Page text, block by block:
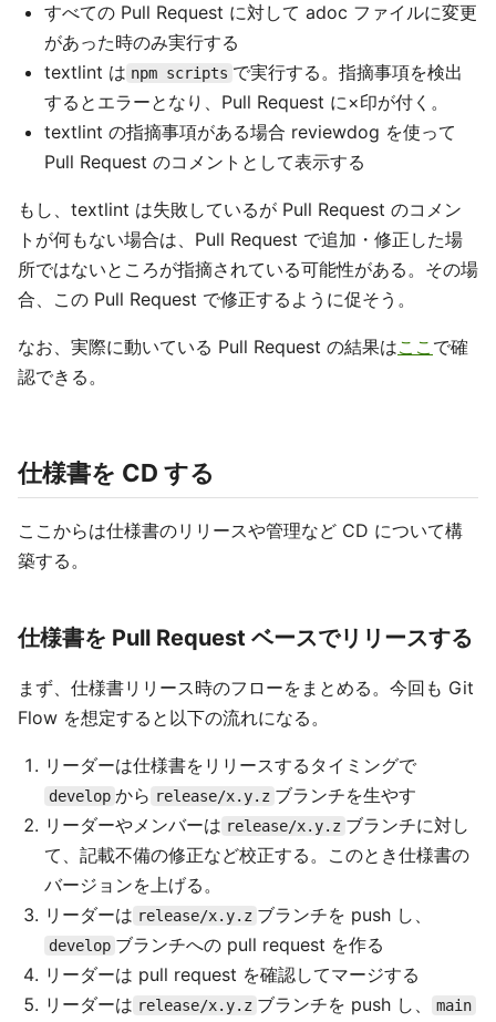
すべての Pull Request に対して adoc ファイルに変更
があった時のみ実行する
textlint は npm scripts で実行する。指摘事項を検出
するとエラーとなり、Pull Request に×印が付く。
textlint の指摘事項がある場合 reviewdog を使って
Pull Request のコメントとして表示する
もし、textlint は失敗しているが Pull Request のコメン
トが何もない場合は、Pull Request で追加・修正した場
所ではないところが指摘されている可能性がある。その場
合、この Pull Request で修正するように促そう。
なお、実際に動いている Pull Request の結果はここ で確
認できる。
仕様書を CD する
ここからは仕様書のリリースや管理など CD について構
築する。
仕様書を Pull Request ベースでリリースする
まず、仕様書リリース時のフローをまとめる。今回も Git
Flow を想定すると以下の流れになる。
リーダーは仕様書をリリースするタイミングで
develop から release/x.y.z ブランチを生やす
リーダーやメンバーは release/x.y.z ブランチに対し
て、記載不備の修正など校正する。このとき仕様書の
バージョンを上げる。
リーダーは release/x.y.z ブランチを push し、
develop ブランチへの pull request を作る
リーダーは pull request を確認してマージする
リーダーは release/x.y.z ブランチを push し、 main